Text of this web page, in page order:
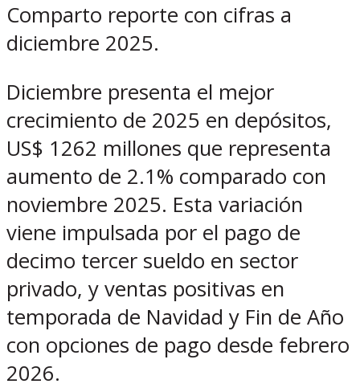
Comparto reporte con cifras a
diciembre 2025.
Diciembre presenta el mejor
crecimiento de 2025 en depósitos,
US$ 1262 millones que representa
aumento de 2.1% comparado con
noviembre 2025. Esta variación
viene impulsada por el pago de
decimo tercer sueldo en sector
privado, y ventas positivas en
temporada de Navidad y Fin de Año
con opciones de pago desde febrero
2026.